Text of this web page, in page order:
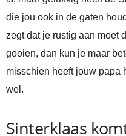
die jou ook in de gaten
zegt dat je rustig aan moet
gooien, dan kun je maar
misschien heeft jouw papa
wel.
Sinterklaas